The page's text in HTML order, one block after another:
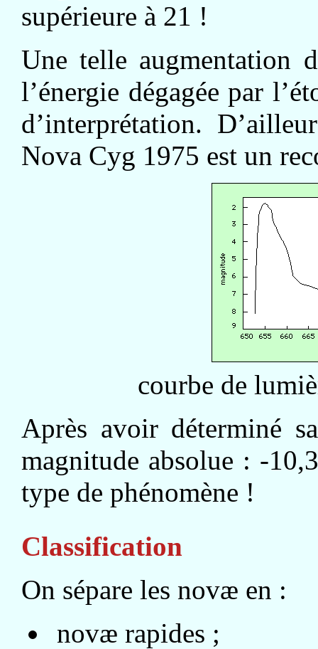
supérieure à 21 !
Une telle augmentation
l’énergie dégagée par
d’interprétation.
Nova Cyg 1975 est un
courbe de
Après avoir déterminé
magnitude absolue : -
type de phénomène !
Classification
On sépare les novæ en :
novæ rapides ;